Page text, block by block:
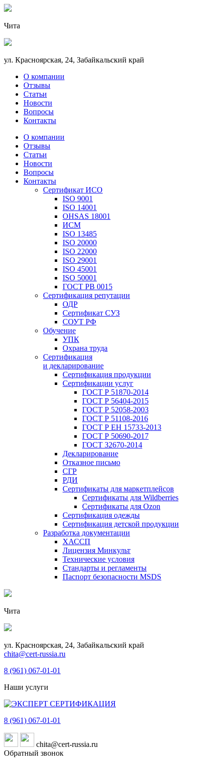
Чита
ул. Красноярская, 24, Забайкальский край
О компании
Отзывы
Статьи
Новости
Вопросы
Контакты
О компании
Отзывы
Статьи
Новости
Вопросы
Контакты
Сертификат ИСО
ISO 9001
ISO 14001
OHSAS 18001
ИСМ
ISO 13485
ISO 20000
ISO 22000
ISO 29001
ISO 45001
ISO 50001
ГОСТ РВ 0015
Сертификация репутации
ОДР
Сертификат СУЗ
СОУТ РФ
Обучение
УПК
Охрана труда
Сертификация
и декларирование
Сертификация продукции
Сертификации услуг
ГОСТ Р 51870-2014
ГОСТ Р 56404-2015
ГОСТ Р 52058-2003
ГОСТ Р 51108-2016
ГОСТ Р ЕН 15733-2013
ГОСТ Р 50690-2017
ГОСТ 32670-2014
Декларирование
Отказное письмо
СГР
РДИ
Сертификаты для маркетплейсов
Сертификаты для Wildberries
Сертификаты для Ozon
Сертификация одежды
Сертификация детской продукции
Разработка документации
ХАССП
Лицензия Минкульт
Технические условия
Стандарты и регламенты
Паспорт безопасности MSDS
Чита
ул. Красноярская, 24, Забайкальский край
chita@cert-russia.ru
8 (961) 067-01-01
Наши услуги
8 (961) 067-01-01
chita@cert-russia.ru
Обратный звонок